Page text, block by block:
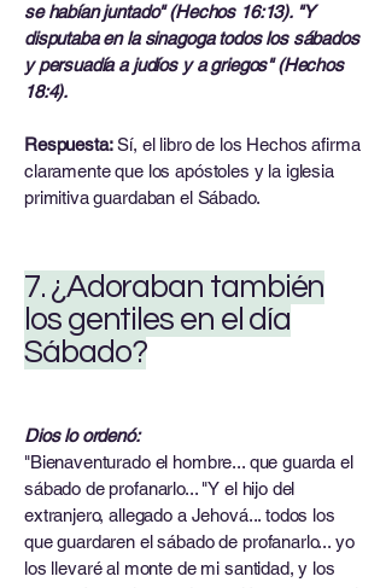
se habían juntado" (Hechos 16:13). "Y
disputaba en la sinagoga todos los sábados
y persuadía a judíos y a griegos" (Hechos
18:4).
Respuesta:Sí, el libro de los Hechos afirma
claramente que los apóstoles y la iglesia
primitiva guardaban el Sábado.
7. ¿Adoraban también
los gentiles en el día
Sábado?
Dios lo ordenó:
"Bienaventurado el hombre... que guarda el
sábado de profanarlo... "Y el hijo del
extranjero, allegado a Jehová... todos los
que guardaren el sábado de profanarlo... yo
los llevaré al monte de mi santidad, y los